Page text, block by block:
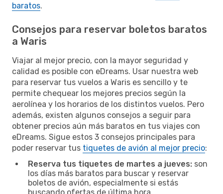
baratos.
Consejos para reservar boletos baratos
a Waris
Viajar al mejor precio, con la mayor seguridad y
calidad es posible con eDreams. Usar nuestra web
para reservar tus vuelos a Waris es sencillo y te
permite chequear los mejores precios según la
aerolínea y los horarios de los distintos vuelos. Pero
además, existen algunos consejos a seguir para
obtener precios aún más baratos en tus viajes con
eDreams. Sigue estos 3 consejos principales para
poder reservar tus tiquetes de avión al mejor precio:
Reserva tus tiquetes de martes a jueves: son
los días más baratos para buscar y reservar
boletos de avión, especialmente si estás